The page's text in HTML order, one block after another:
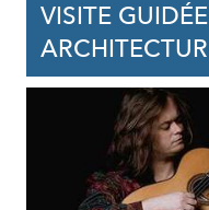
VISITE